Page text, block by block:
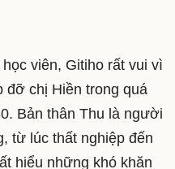
viên, Gitiho rất vui vì
đỡ chị Hiền trong quá
Bản thân Thu là người
từ lúc thất nghiệp đến
hiểu những khó khăn